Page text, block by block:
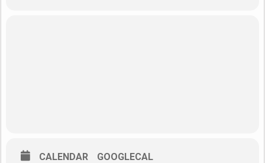
CALENDAR GOOGLECAL